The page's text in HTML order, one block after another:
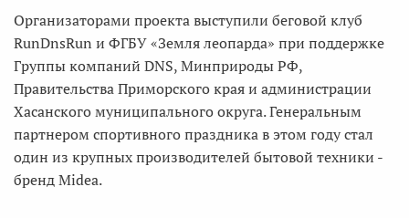
Организаторами проекта выступили беговой клуб
RunDnsRun и ФГБУ «Земля леопарда» при поддержке
Группы компаний DNS, Минприроды РФ,
Правительства Приморского края и администрации
Хасанского муниципального округа. Генеральным
партнером спортивного праздника в этом году стал
один из крупных производителей бытовой техники -
бренд Midea.